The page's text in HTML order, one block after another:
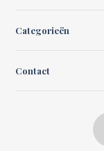
Categorieën
Contact